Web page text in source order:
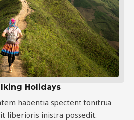
Holidays
habentia spectent tonitrua
liberioris inistra possedit.